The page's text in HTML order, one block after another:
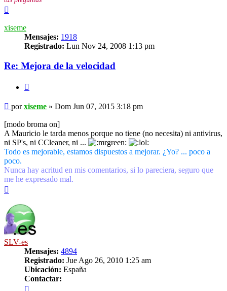
xiseme
Mensajes: 1918
Registrado: Lun Nov 24, 2008 1:13 pm
Re: Mejora de la velocidad
Mensaje
porxiseme » Dom Jun 07, 2015 3:18 pm
[modo broma on]
A Mauricio le tarda menos porque no tiene (no necesita) ni antivirus,
ni SP's, ni CCleaner, ni ...
Todo es mejorable, estamos dispuestos a mejorar. ¿Yo? ... poco a
poco.
Nunca hay acritud en mis comentarios, si lo pareciera, seguro que
me he expresado mal.
SLV-es
Mensajes: 4894
Registrado: Jue Ago 26, 2010 1:25 am
Ubicación: España
Contactar: